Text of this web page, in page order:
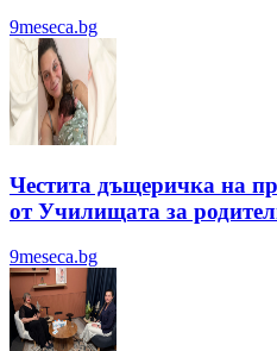
9meseca.bg
Честита дъщеричка на
от Училищата за
9meseca.bg